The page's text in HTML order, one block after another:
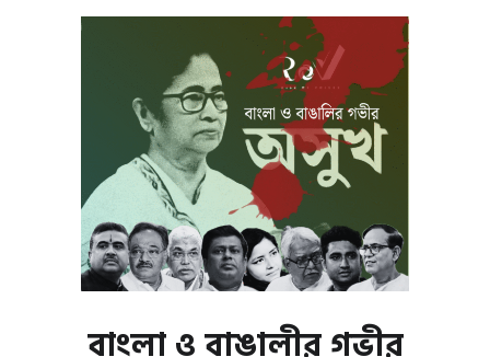
বাংলা ও বাঙালীর গভীর